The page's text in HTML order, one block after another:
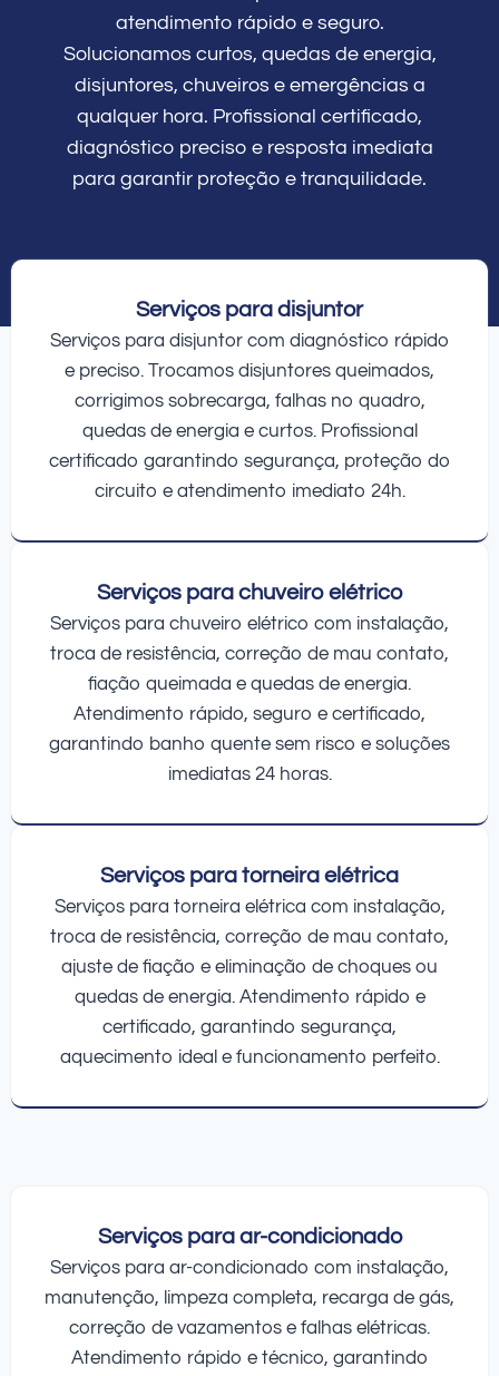
atendimento rápido e seguro.
Solucionamos curtos, quedas de energia,
disjuntores, chuveiros e emergências a
qualquer hora. Profissional certificado,
diagnóstico preciso e resposta imediata
para garantir proteção e tranquilidade.
Serviços para disjuntor
Serviços para disjuntor com diagnóstico rápido
e preciso. Trocamos disjuntores queimados,
corrigimos sobrecarga, falhas no quadro,
quedas de energia e curtos. Profissional
certificado garantindo segurança, proteção do
circuito e atendimento imediato 24h.
Serviços para chuveiro elétrico
Serviços para chuveiro elétrico com instalação,
troca de resistência, correção de mau contato,
fiação queimada e quedas de energia.
Atendimento rápido, seguro e certificado,
garantindo banho quente sem risco e soluções
imediatas 24 horas.
Serviços para torneira elétrica
Serviços para torneira elétrica com instalação,
troca de resistência, correção de mau contato,
ajuste de fiação e eliminação de choques ou
quedas de energia. Atendimento rápido e
certificado, garantindo segurança,
aquecimento ideal e funcionamento perfeito.
Serviços para ar-condicionado
Serviços para ar-condicionado com instalação,
manutenção, limpeza completa, recarga de gás,
correção de vazamentos e falhas elétricas.
Atendimento rápido e técnico, garantindo